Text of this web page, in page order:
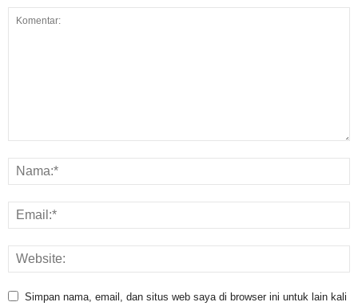
Simpan nama, email, dan situs web saya di browser ini untuk lain kali